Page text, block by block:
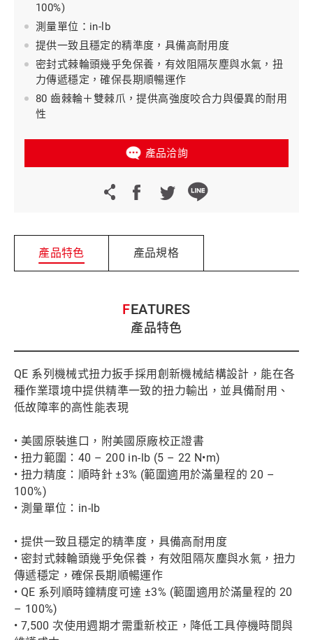
100%)
測量單位：in-lb
提供一致且穩定的精準度，具備高耐用度
密封式棘輪頭幾乎免保養，有效阻隔灰塵與水氣，扭
力傳遞穩定，確保長期順暢運作
80 齒棘輪＋雙棘爪，提供高強度咬合力與優異的耐用
性
產品洽詢
產品特色 產品規格
FEATURES
產品特色
QE 系列機械式扭力扳手採用創新機械結構設計，能在各
種作業環境中提供精準一致的扭力輸出，並具備耐用、
低故障率的高性能表現
• 美國原裝進口，附美國原廠校正證書
• 扭力範圍：40 – 200 in-lb (5 – 22 N•m)
• 扭力精度：順時針 ±3% (範圍適用於滿量程的 20 –
100%)
• 測量單位：in-lb
• 提供一致且穩定的精準度，具備高耐用度
• 密封式棘輪頭幾乎免保養，有效阻隔灰塵與水氣，扭力
傳遞穩定，確保長期順暢運作
• QE 系列順時鐘精度可達 ±3% (範圍適用於滿量程的 20
– 100%)
• 7,500 次使用週期才需重新校正，降低工具停機時間與